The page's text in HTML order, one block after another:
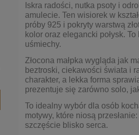
Iskra radości, nutka psoty i
amulecie. Ten wisiorek w
próby 925 i pokryty warstwą
kolor oraz elegancki połysk.
uśmiechy.
Złocona małpka wygląda jak
beztroski, ciekawości świata i
charakter, a lekka forma
prezentuje się zarówno solo,
To idealny wybór dla osób
motywy, które niosą
szczęście blisko serca.